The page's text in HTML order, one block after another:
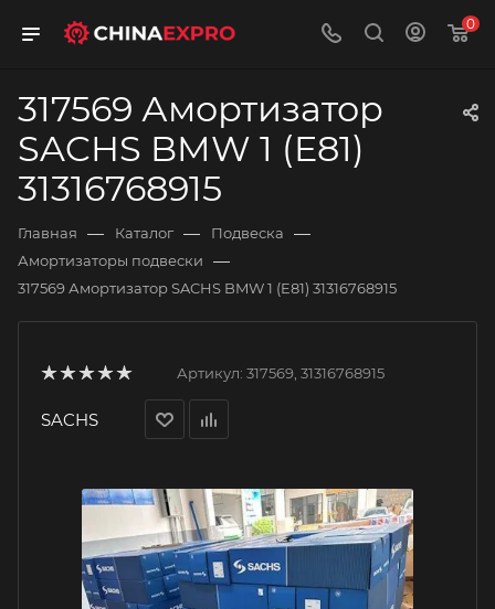
0
317569 Амортизатор
SACHS BMW 1 (E81)
31316768915
Главная — Каталог — Подвеска —
Амортизаторы подвески —
317569 Амортизатор SACHS BMW 1 (E81) 31316768915
Артикул: 317569, 31316768915
SACHS